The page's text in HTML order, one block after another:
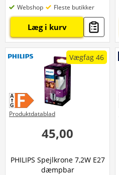
Webshop Fleste butikker
Læg i kurv
Vægfag 46
45,00
PHILIPS Spejlkrone 7,2W E27
dæmpbar
Produktdatablad